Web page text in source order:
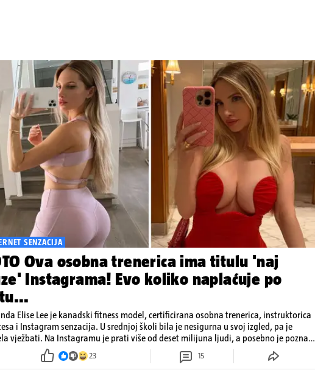
SENZACIJA
Ova osobna trenerica ima titulu 'naj
Instagrama! Evo koliko naplaćuje po
Elise Lee je kanadski fitness model, certificirana osobna trenerica, instruktorica
i Instagram senzacija. U srednjoj školi bila je nesigurna u svoj izgled, pa je
vježbati. Na Instagramu je prati više od deset milijuna ljudi, a posebno je poznata
za oblikovanje stražnjice. Njezinu 'pozadinu' razni su mediji znali
i najboljom na Instagramu...
23 15